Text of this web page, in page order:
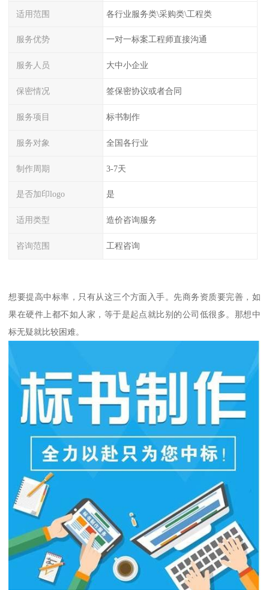
适用范围 各行业服务类\采购类\工程类
服务优势 一对一标案工程师直接沟通
服务人员 大中小企业
保密情况 签保密协议或者合同
服务项目 标书制作
服务对象 全国各行业
制作周期 3-7天
是否加印logo 是
适用类型 造价咨询服务
咨询范围 工程咨询
想要提高中标率，只有从这三个方面入手。先商务资质要完善，如
果在硬件上都不如人家，等于是起点就比别的公司低很多。那想中
标无疑就比较困难。